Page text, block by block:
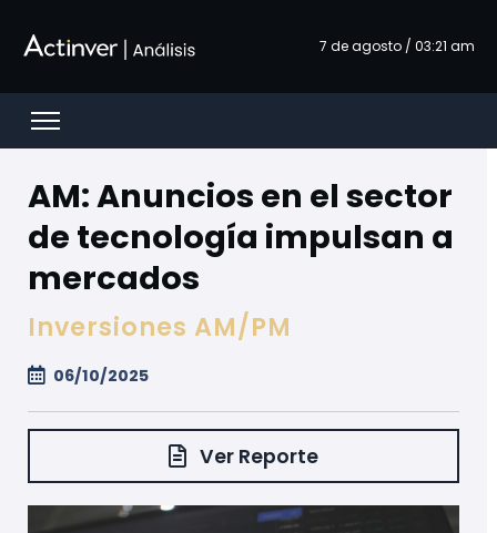
7 de agosto / 03:21 am
Open menu
AM: Anuncios en el sector
de tecnología impulsan a
mercados
Inversiones AM/PM
06/10/2025
Ver Reporte